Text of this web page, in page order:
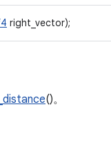
right_vector);
()。